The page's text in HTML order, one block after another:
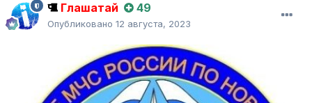
Глашатай 49
Опубликовано 12 августа, 2023